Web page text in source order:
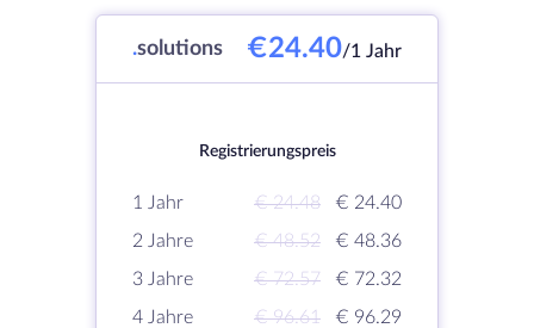
.solutions €24.40/1 Jahr
Registrierungspreis
1 Jahr € 24.48
€ 24.40
2 Jahre
€ 48.52
€ 48.36
3 Jahre
€ 72.57
€ 72.32
4 Jahre
€ 96.61
€ 96.29